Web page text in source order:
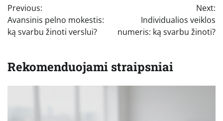
tarp
įrašų
Previous:
Avansinis pelno mokestis:
ką svarbu žinoti verslui?
Next:
Individualios veiklos
numeris: ką svarbu žinoti?
Rekomenduojami straipsniai